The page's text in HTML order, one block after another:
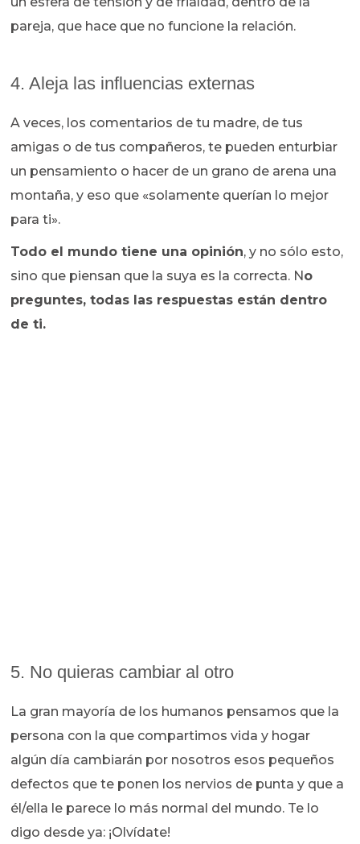
pareja, que hace que no funcione la relación.
4. Aleja las influencias externas
A veces, los comentarios de tu madre, de tus
amigas o de tus compañeros, te pueden enturbiar
un pensamiento o hacer de un grano de arena una
montaña, y eso que «solamente querían lo mejor
para ti».
Todo el mundo tiene una opinión, y no sólo esto,
sino que piensan que la suya es la correcta. N o
preguntes, todas las respuestas están dentro
de ti.
5. No quieras cambiar al otro
La gran mayoría de los humanos pensamos que la
persona con la que compartimos vida y hogar
algún día cambiarán por nosotros esos pequeños
defectos que te ponen los nervios de punta y que a
él/ella le parece lo más normal del mundo. Te lo
digo desde ya: ¡Olvídate!